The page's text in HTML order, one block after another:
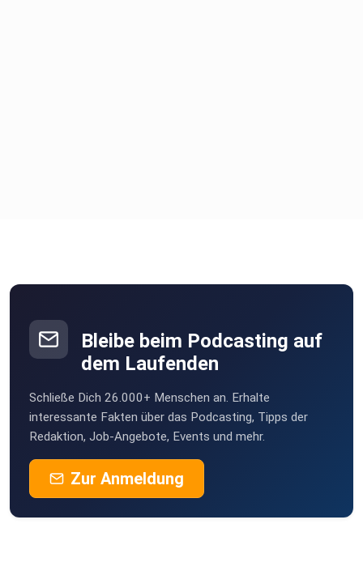
Bleibe beim Podcasting auf
dem Laufenden
Schließe Dich 26.000+ Menschen an. Erhalte
interessante Fakten über das Podcasting, Tipps der
Redaktion, Job-Angebote, Events und mehr.
Zur Anmeldung